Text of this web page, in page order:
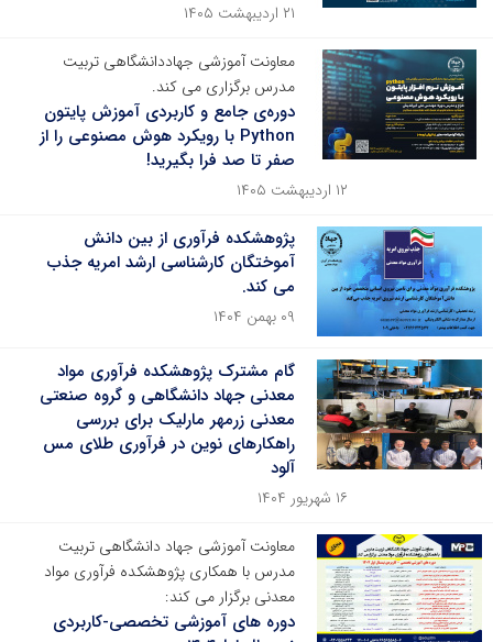
۲۱ اردیبهشت ۱۴۰۵
معاونت آموزشی جهاددانشگاهی تربیت
مدرس برگزاری می کند.
دوره‌ی جامع و کاربردی آموزش پایتون
Python با رویکرد هوش مصنوعی را از
صفر تا صد فرا بگیرید!
۱۲ اردیبهشت ۱۴۰۵
پژوهشکده فرآوری از بین دانش
آموختگان کارشناسی ارشد امریه جذب
می کند.
۰۹ بهمن ۱۴۰۴
گام مشترک پژوهشکده فرآوری مواد
معدنی جهاد دانشگاهی و گروه صنعتی
معدنی زرمهر مارلیک برای بررسی
راهکارهای نوین در فرآوری طلای مس
آلود
۱۶ شهریور ۱۴۰۴
معاونت آموزشی جهاد دانشگاهی تربیت
مدرس با همکاری پژوهشکده فرآوری مواد
معدنی برگزار می کند:
دوره های آموزشی تخصصی-کاربردی